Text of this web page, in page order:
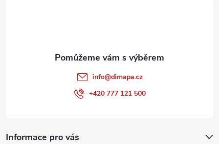
Informace pro vás
info@dimapa.cz
+420 777 121 500